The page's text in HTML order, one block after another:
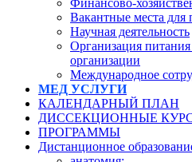
Финансово-
Вакантные места для
Научная деятельность
Организация питания
организации
Международное
МЕД УСЛУГИ
КАЛЕНДАРНЫЙ ПЛАН
ДИССЕКЦИОННЫЕ
ПРОГРАММЫ
Дистанционное